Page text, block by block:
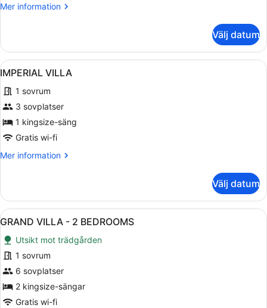
Mer information
Mer
VILLA
Välj datum
Öppna
alla
foton
för
IMPERIAL
VILLA
Ett modernt utomhusområde
22
IMPERIAL VILLA
1 sovrum
3 sovplatser
1 kingsize-säng
Gratis wi-fi
Mer information
Mer
VILLA
Välj datum
Öppna
alla
foton
för
GRAND
VILLA
-
En modern inredning med ett
15
GRAND VILLA - 2 BEDROOMS
Utsikt mot trädgården
1 sovrum
6 sovplatser
2 kingsize-sängar
Gratis wi-fi